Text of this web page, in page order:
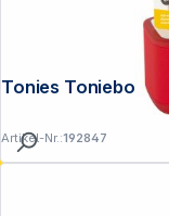
Artikel-Nr.:192847